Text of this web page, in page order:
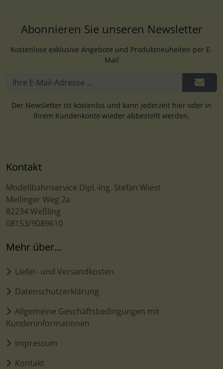
Abonnieren Sie unseren Newsletter
Kostenlose exklusive Angebote und Produktneuheiten per E-
Mail
Der Newsletter ist kostenlos und kann jederzeit hier oder in
Ihrem Kundenkonto wieder abbestellt werden.
Kontakt
Modellbahnservice Dipl.-Ing. Stefan Wiest
Meilinger Weg 2a
82234 Weßling
08153/9089610
Mehr über...
Liefer- und Versandkosten
Datenschutzerklärung
Allgemeine Geschäftsbedingungen mit
Kundeninformationen
Impressum
Kontakt